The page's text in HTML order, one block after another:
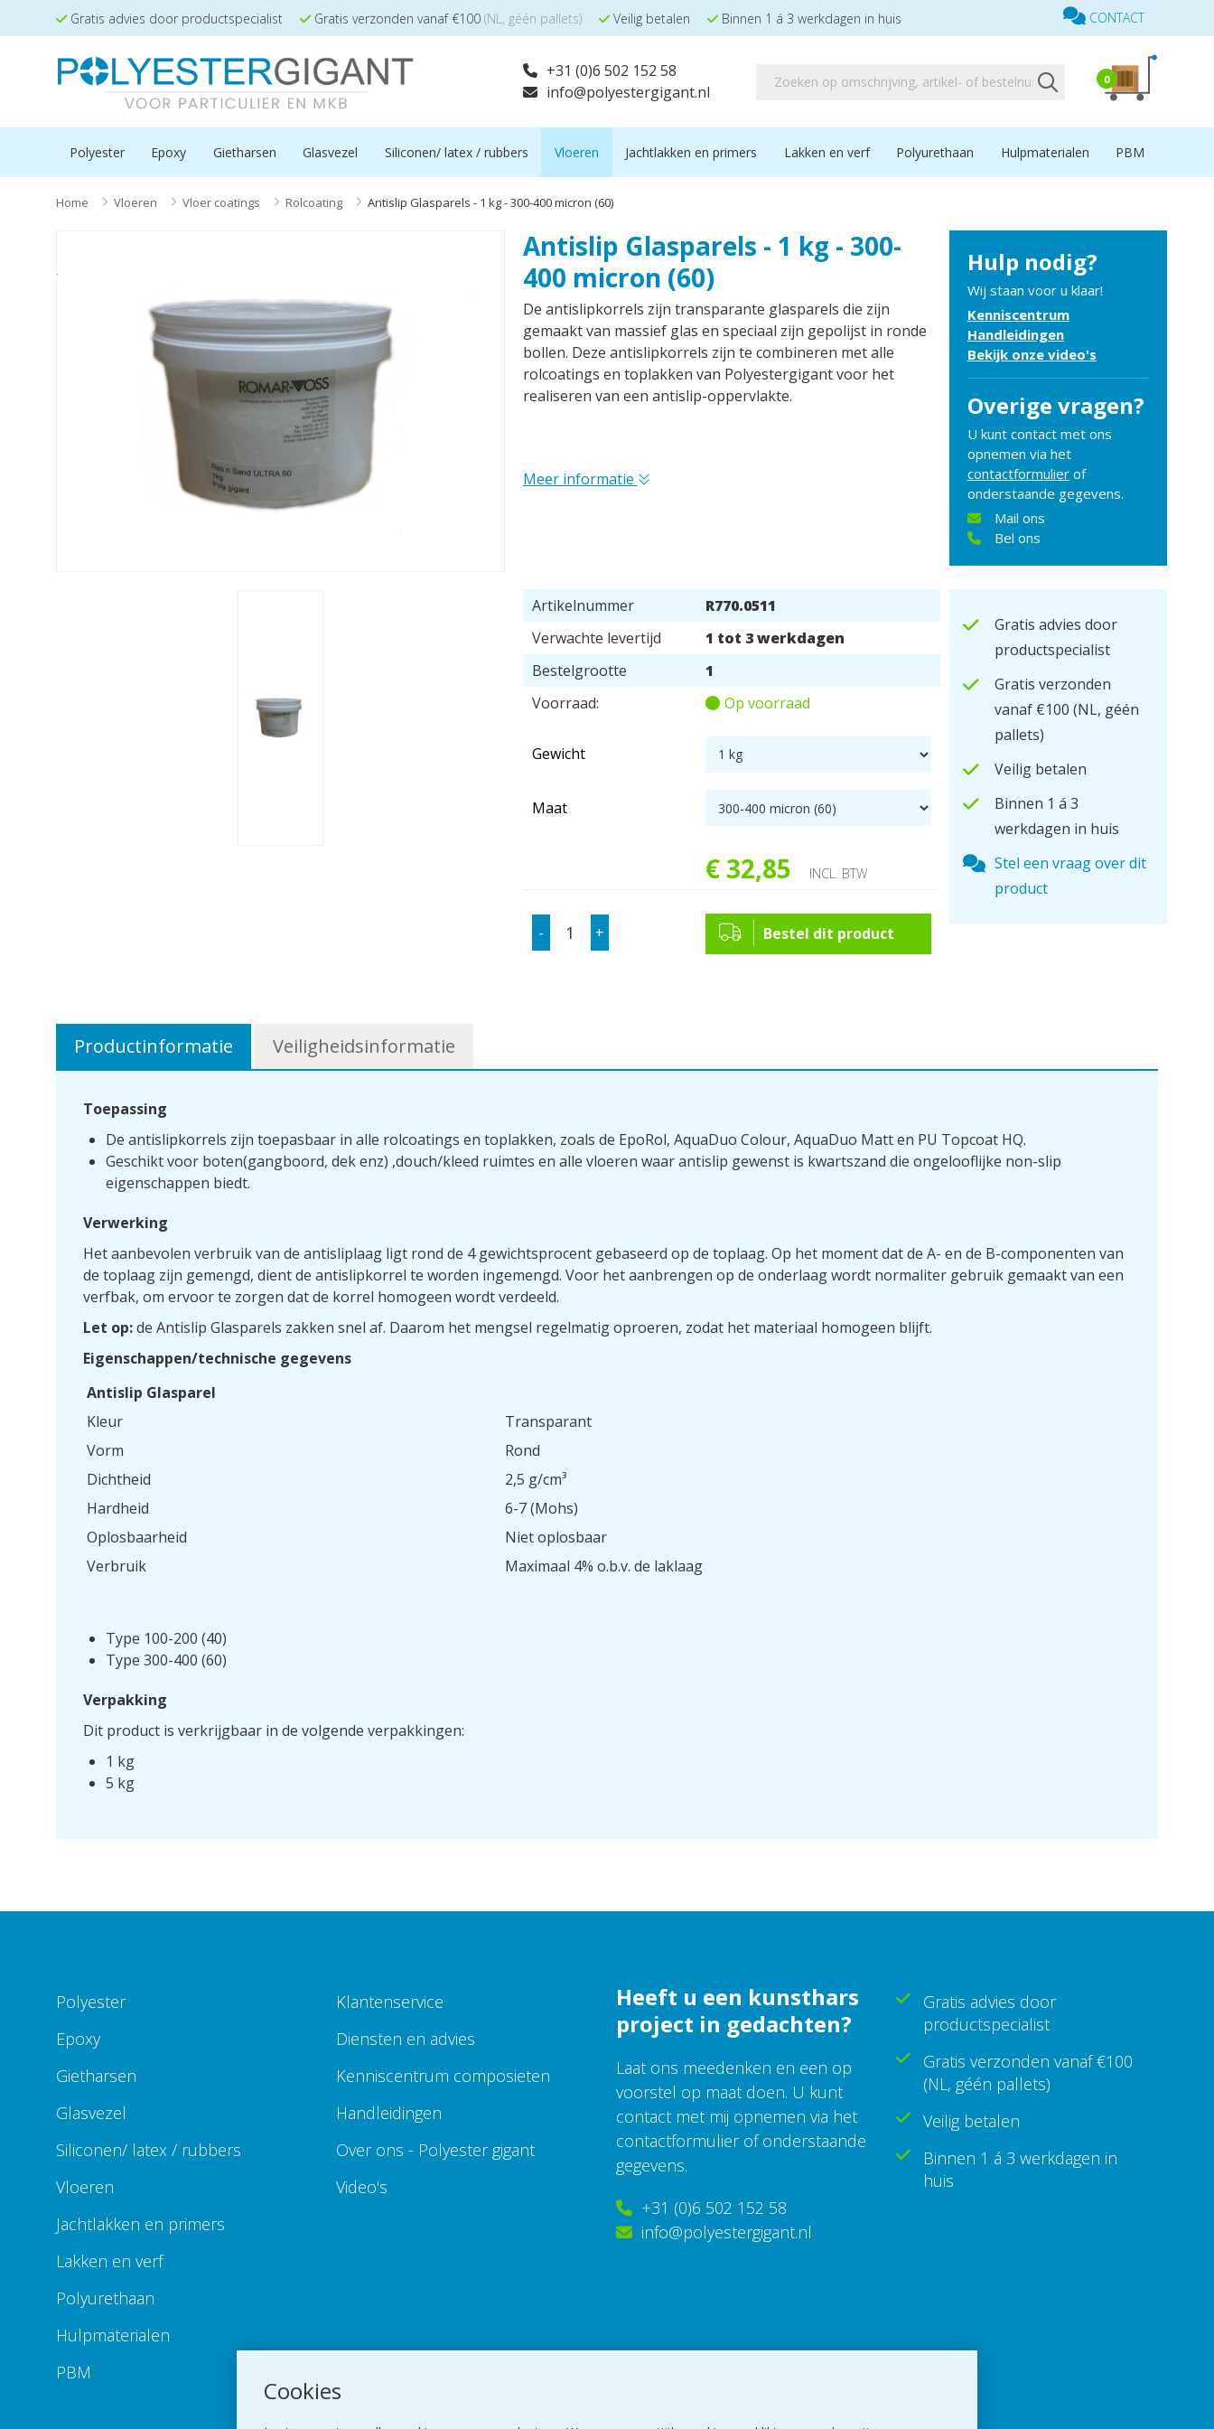
Cookies
Gratis advies door productspecialist Gratis verzonden vanaf €100 (NL, géén pallets) Veilig betalen Binnen 1 á 3 werkdagen in huis CONTACT
+31 (0)6 502 152 58
info@polyestergigant.nl
0
Polyester Epoxy Gietharsen Glasvezel Siliconen/ latex / rubbers Vloeren Jachtlakken en primers Lakken en verf Polyurethaan Hulpmaterialen PBM
Home > Vloeren > Vloer coatings > Rolcoating > Antislip Glasparels - 1 kg - 300-400 micron (60)
Antislip Glasparels - 1 kg - 300-
400 micron (60)
De antislipkorrels zijn transparante glasparels die zijn
gemaakt van massief glas en speciaal zijn gepolijst in ronde
bollen. Deze antislipkorrels zijn te combineren met alle
rolcoatings en toplakken van Polyestergigant voor het
realiseren van een antislip-oppervlakte.
Meer informatie
Hulp nodig?
Wij staan voor u klaar!
Kenniscentrum
Handleidingen
Bekijk onze video's
Overige vragen?
U kunt contact met ons
opnemen via het
contactformulierof
onderstaande gegevens.
Mail ons
Bel ons
Artikelnummer
R770.0511
Verwachte levertijd
1 tot 3 werkdagen
Bestelgrootte
1
Voorraad:
Op voorraad
Gewicht
Maat
€ 32,85 INCL. BTW
- + Bestel dit product
Gratis advies door
productspecialist
Gratis verzonden
vanaf €100 (NL, géén
pallets)
Veilig betalen
Binnen 1 á 3
werkdagen in huis
Stel een vraag over dit
product
Productinformatie Veiligheidsinformatie
Toepassing
De antislipkorrels zijn toepasbaar in alle rolcoatings en toplakken, zoals de EpoRol, AquaDuo Colour, AquaDuo Matt en PU Topcoat HQ.
Geschikt voor boten(gangboord, dek enz) ,douch/kleed ruimtes en alle vloeren waar antislip gewenst is kwartszand die ongelooflijke non-slip
eigenschappen biedt.
Verwerking
Het aanbevolen verbruik van de antisliplaag ligt rond de 4 gewichtsprocent gebaseerd op de toplaag. Op het moment dat de A- en de B-componenten van
de toplaag zijn gemengd, dient de antislipkorrel te worden ingemengd. Voor het aanbrengen op de onderlaag wordt normaliter gebruik gemaakt van een
verfbak, om ervoor te zorgen dat de korrel homogeen wordt verdeeld.
Let op:de Antislip Glasparels zakken snel af. Daarom het mengsel regelmatig oproeren, zodat het materiaal homogeen blijft.
Eigenschappen/technische gegevens
Antislip Glasparel
Kleur
Transparant
Vorm
Rond
Dichtheid
2,5 g/cm³
Hardheid
6-7 (Mohs)
Oplosbaarheid
Niet oplosbaar
Verbruik
Maximaal 4% o.b.v. de laklaag
Type 100-200 (40)
Type 300-400 (60)
Verpakking
Dit product is verkrijgbaar in de volgende verpakkingen:
1 kg
5 kg
Polyester
Epoxy
Gietharsen
Glasvezel
Siliconen/ latex / rubbers
Vloeren
Jachtlakken en primers
Lakken en verf
Polyurethaan
Hulpmaterialen
PBM
Klantenservice
Diensten en advies
Kenniscentrum composieten
Handleidingen
Over ons - Polyester gigant
Video's
Heeft u een kunsthars
project in gedachten?
Laat ons meedenken en een op
voorstel op maat doen. U kunt
contact met mij opnemen via het
contactformulier of onderstaande
gegevens.
+31 (0)6 502 152 58
info@polyestergigant.nl
Gratis advies door
productspecialist
Gratis verzonden vanaf €100
(NL, géén pallets)
Veilig betalen
Binnen 1 á 3 werkdagen in
huis